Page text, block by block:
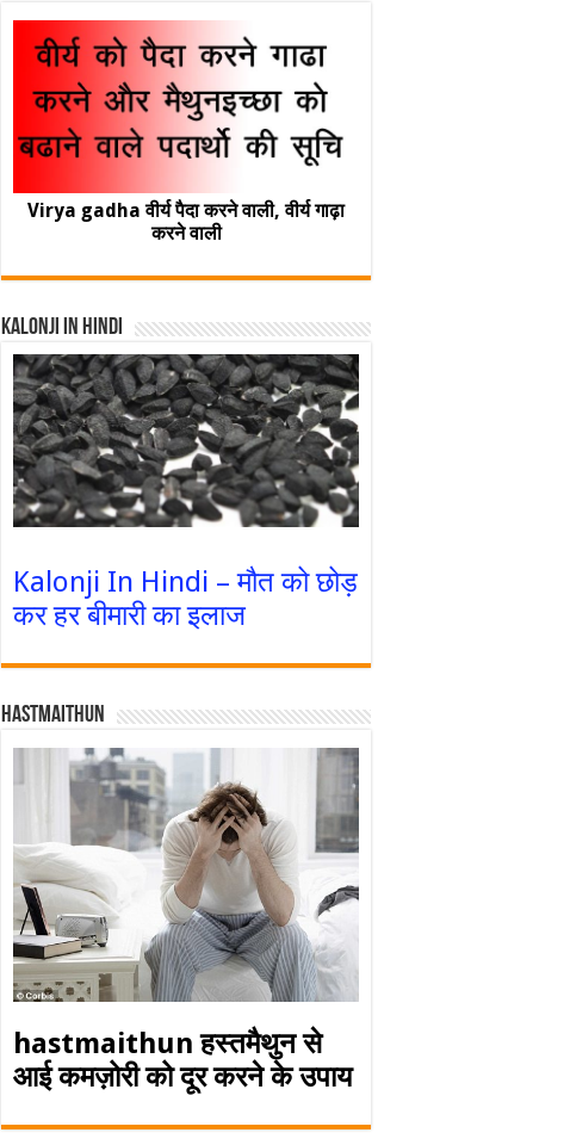
Virya gadha वीर्य पैदा करने वाली, वीर्य गाढ़ा
करने वाली
Kalonji In Hindi
Kalonji In Hindi – मौत को छोड़
कर हर बीमारी का इलाज
Hastmaithun
hastmaithun हस्तमैथुन से
आई कमज़ोरी को दूर करने के उपाय